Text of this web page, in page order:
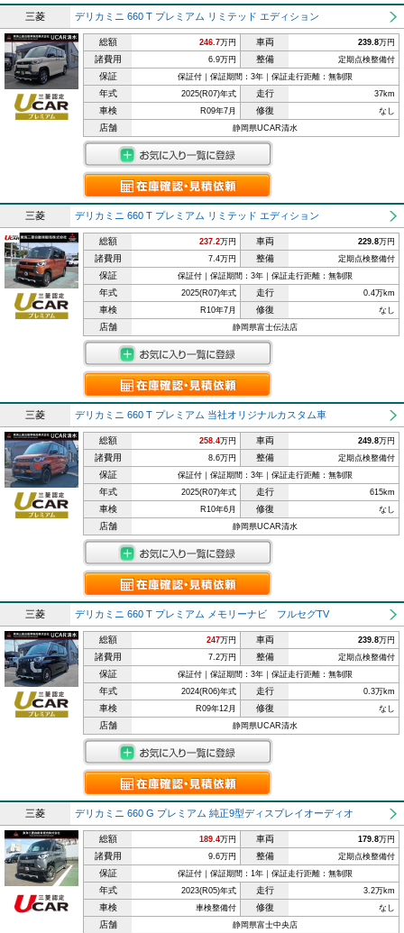
三菱 デリカミニ 660 T プレミアム リミテッド エディション
総額 246.7万円 車両 239.8万円
諸費用 6.9万円 整備 定期点検整備付
保証 保証付｜保証期間：3年｜保証走行距離：無制限
年式 2025(R07)年式 走行 37km
車検 R09年7月 修復 なし
店舗 静岡県UCAR清水
三菱 デリカミニ 660 T プレミアム リミテッド エディション
総額 237.2万円 車両 229.8万円
諸費用 7.4万円 整備 定期点検整備付
保証 保証付｜保証期間：3年｜保証走行距離：無制限
年式 2025(R07)年式 走行 0.4万km
車検 R10年7月 修復 なし
店舗 静岡県富士伝法店
三菱 デリカミニ 660 T プレミアム 当社オリジナルカスタム車
総額 258.4万円 車両 249.8万円
諸費用 8.6万円 整備 定期点検整備付
保証 保証付｜保証期間：3年｜保証走行距離：無制限
年式 2025(R07)年式 走行 615km
車検 R10年6月 修復 なし
店舗 静岡県UCAR清水
三菱 デリカミニ 660 T プレミアム メモリーナビ フルセグTV
総額 247万円 車両 239.8万円
諸費用 7.2万円 整備 定期点検整備付
保証 保証付｜保証期間：3年｜保証走行距離：無制限
年式 2024(R06)年式 走行 0.3万km
車検 R09年12月 修復 なし
店舗 静岡県UCAR清水
三菱 デリカミニ 660 G プレミアム 純正9型ディスプレイオーディオ
総額 189.4万円 車両 179.8万円
諸費用 9.6万円 整備 定期点検整備付
保証 保証付｜保証期間：1年｜保証走行距離：無制限
年式 2023(R05)年式 走行 3.2万km
車検 車検整備付 修復 なし
店舗 静岡県富士中央店